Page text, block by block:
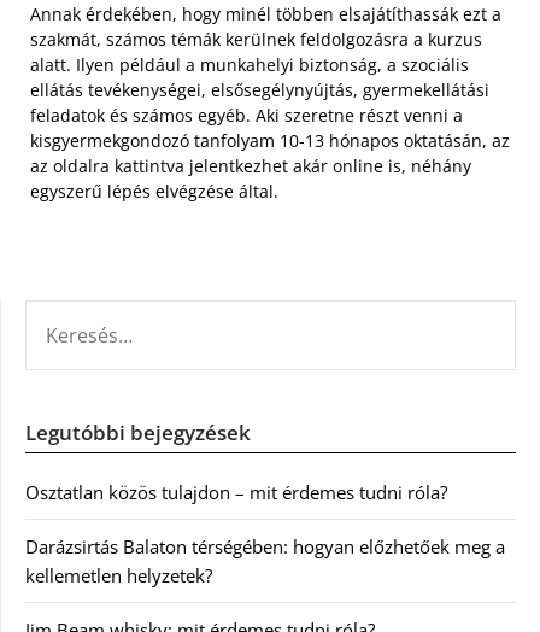
Annak érdekében, hogy minél többen elsajátíthassák ezt a
szakmát, számos témák kerülnek feldolgozásra a kurzus
alatt. Ilyen például a munkahelyi biztonság, a szociális
ellátás tevékenységei, elsősegélynyújtás, gyermekellátási
feladatok és számos egyéb. Aki szeretne részt venni a
kisgyermekgondozó tanfolyam 10-13 hónapos oktatásán, az
az oldalra kattintva jelentkezhet akár online is, néhány
egyszerű lépés elvégzése által.
Legutóbbi bejegyzések
Osztatlan közös tulajdon – mit érdemes tudni róla?
Darázsirtás Balaton térségében: hogyan előzhetőek meg a
kellemetlen helyzetek?